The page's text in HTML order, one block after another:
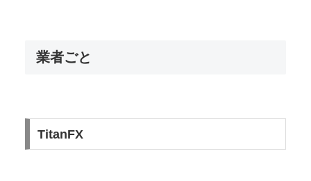
業者ごと
TitanFX